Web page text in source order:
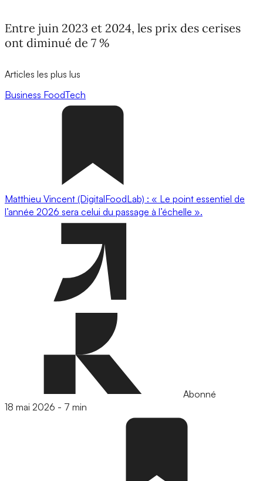
Entre juin 2023 et 2024, les prix des cerises
ont diminué de 7 %
Articles les plus lus
Business FoodTech
Matthieu Vincent (DigitalFoodLab) : « Le point essentiel de
l’année 2026 sera celui du passage à l’échelle ».
Abonné
18 mai 2026 - 7 min